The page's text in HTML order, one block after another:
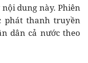
dung này. Phiên
phát thanh truyền
dân cả nước theo